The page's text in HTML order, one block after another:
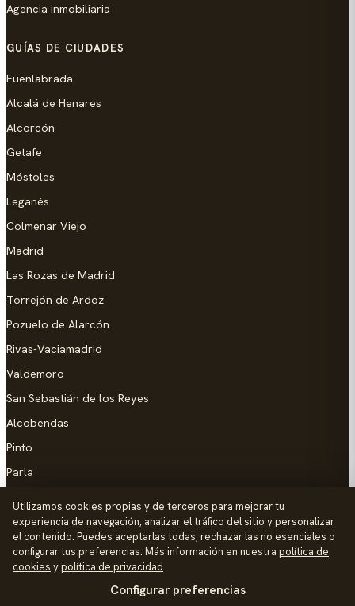
Agencia inmobiliaria
GUÍAS DE CIUDADES
Fuenlabrada
Alcalá de Henares
Alcorcón
Getafe
Móstoles
Leganés
Colmenar Viejo
Madrid
Las Rozas de Madrid
Torrejón de Ardoz
Pozuelo de Alarcón
Rivas-Vaciamadrid
Valdemoro
San Sebastián de los Reyes
Alcobendas
Pinto
Parla
AYUDA
Añadir empresa
Utilizamos cookies propias y de terceros para mejorar tu
experiencia de navegación, analizar el tráfico del sitio y personalizar
el contenido. Puedes aceptarlas todas, rechazar las no esenciales o
configurar tus preferencias. Más información en nuestra política de
cookies ypolítica de privacidad.
Configurar preferencias